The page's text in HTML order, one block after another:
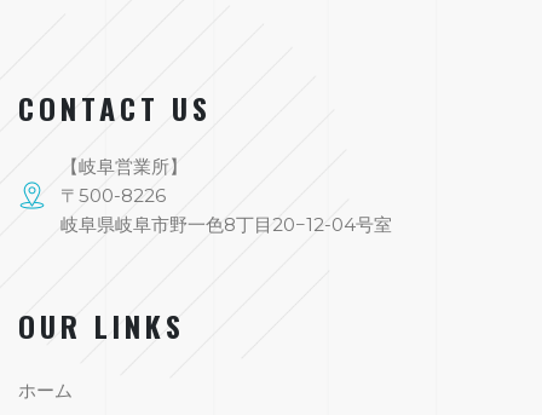
CONTACT US
【岐阜営業所】
〒500-8226
岐阜県岐阜市野一色8丁目20−12-04号室
OUR LINKS
ホーム